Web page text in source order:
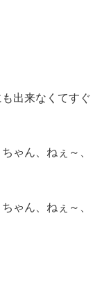
出来なくてすぐ
ゃん、ねぇ～、
ゃん、ねぇ～、